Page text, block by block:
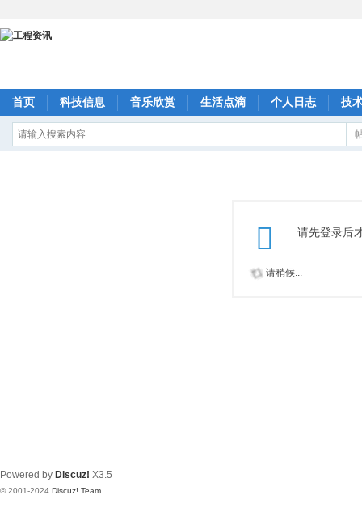
首页 科技信息 音乐欣赏 生活点滴 个人日志 技
请先登录后
请稍候...
Powered by Discuz! X3.5
© 2001-2024 Discuz! Team